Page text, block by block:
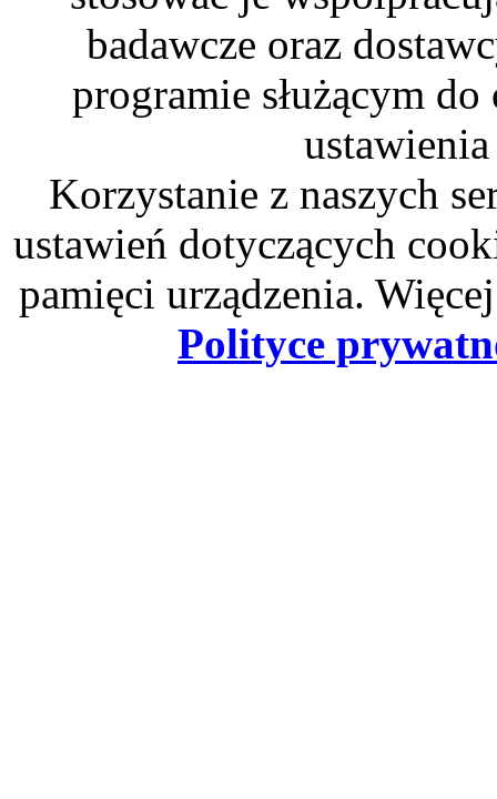
badawcze oraz
programie służącym
Korzystanie z naszych
ustawień dotyczących
pamięci urządzenia.
Polityce